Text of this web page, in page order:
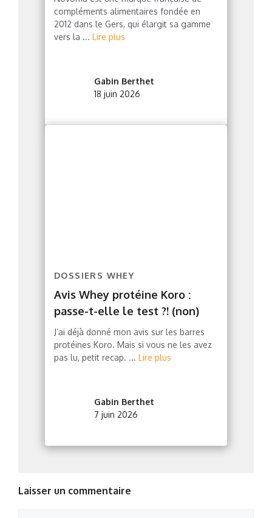
compléments alimentaires fondée en
2012 dans le Gers, qui élargit sa gamme
vers la ... Lire plus
Gabin Berthet
18 juin 2026
DOSSIERS WHEY
Avis Whey protéine Koro :
passe-t-elle le test ?! (non)
J’ai déjà donné mon avis sur les barres
protéines Koro. Mais si vous ne les avez
pas lu, petit recap. ... Lire plus
Gabin Berthet
7 juin 2026
Laisser un commentaire